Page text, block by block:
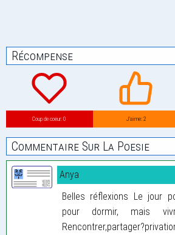
Récompense
Coup de coeur: 0 J’aime: 2
Commentaire Sur La Poesie
Anya
Belles réflexions Le jour
pour dormir, mais